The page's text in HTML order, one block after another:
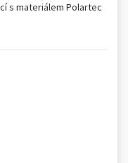
s materiálem Polartec